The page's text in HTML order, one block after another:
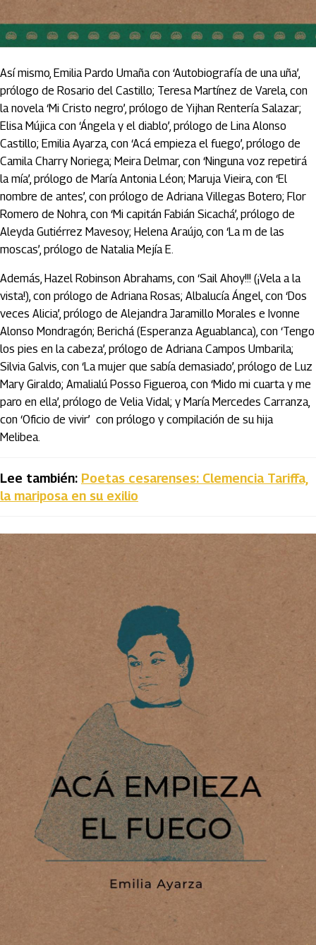
Así mismo, Emilia Pardo Umaña con ‘Autobiografía de una uña’,
prólogo de Rosario del Castillo; Teresa Martínez de Varela, con
la novela ‘Mi Cristo negro’, prólogo de Yijhan Rentería Salazar;
Elisa Mújica con ‘Ángela y el diablo’, prólogo de Lina Alonso
Castillo; Emilia Ayarza, con ‘Acá empieza el fuego’, prólogo de
Camila Charry Noriega; Meira Delmar, con ‘Ninguna voz repetirá
la mía’, prólogo de María Antonia Léon; Maruja Vieira, con ‘El
nombre de antes’, con prólogo de Adriana Villegas Botero; Flor
Romero de Nohra, con ‘Mi capitán Fabián Sicachá’, prólogo de
Aleyda Gutiérrez Mavesoy; Helena Araújo, con ‘La m de las
moscas’, prólogo de Natalia Mejía E.
Además, Hazel Robinson Abrahams, con ‘Sail Ahoy!!! (¡Vela a la
vista!), con prólogo de Adriana Rosas; Albalucía Ángel, con ‘Dos
veces Alicia’, prólogo de Alejandra Jaramillo Morales e Ivonne
Alonso Mondragón; Berichá (Esperanza Aguablanca), con ‘Tengo
los pies en la cabeza’, prólogo de Adriana Campos Umbarila;
Silvia Galvis, con ‘La mujer que sabía demasiado’, prólogo de Luz
Mary Giraldo; Amalialú Posso Figueroa, con ‘Mido mi cuarta y me
paro en ella’, prólogo de Velia Vidal; y María Mercedes Carranza,
con ‘Oficio de vivir’ con prólogo y compilación de su hija
Melibea.
Lee también: Poetas cesarenses: Clemencia Tariffa,
la mariposa en su exilio